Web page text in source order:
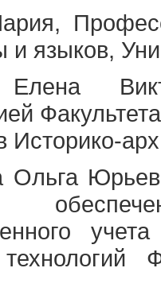
и языков,
Историко-
Ольга